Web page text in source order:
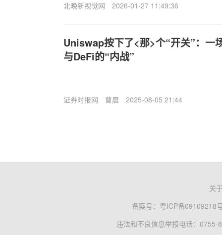
北晚新视觉网 2026-01-27 11:49:36
Uniswap按下了<那>个“开关”：一
与DeFi的“内战”
证券时报网 曹晨 2025-08-05 21:44
关
备案号： 粤ICP备09109218
违法和不良信息举报电话：0755-